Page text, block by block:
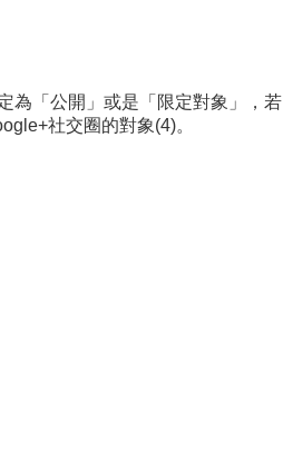
為「公開」或是「限定對象」，若
社交圈的對象(4)。